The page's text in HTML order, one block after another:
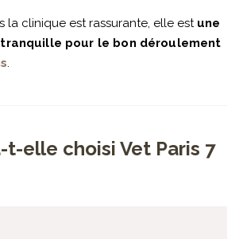
la clinique est rassurante, elle est une
pour le bon déroulement
.
t-elle choisi Vet Paris 7